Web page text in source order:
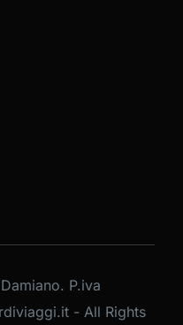
P.iva
- All Rights